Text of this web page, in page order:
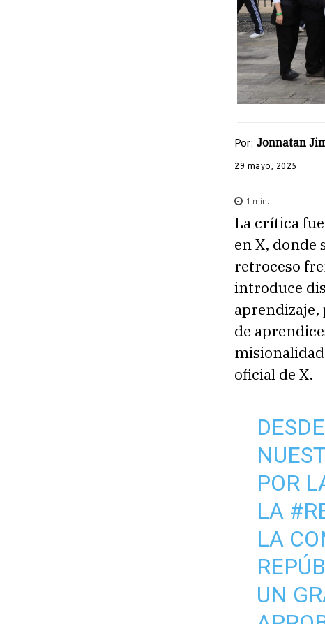
Por: Jonnatan
29 mayo, 2025
1 min.
La crítica
en X, donde
retroceso
introduce
aprendizaje,
de
oficial de X.
POR
LA
LA
UN